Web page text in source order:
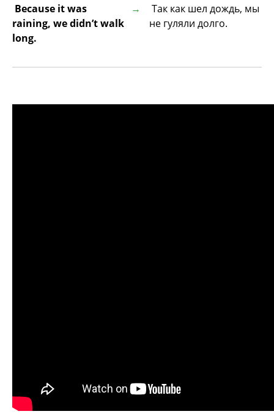
Because it was
raining, we didn’t walk
long.
Так как шел дождь, мы
не гуляли долго.